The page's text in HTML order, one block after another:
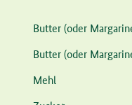
Zutat Menge
Butter (oder
Butter (oder
Mehl